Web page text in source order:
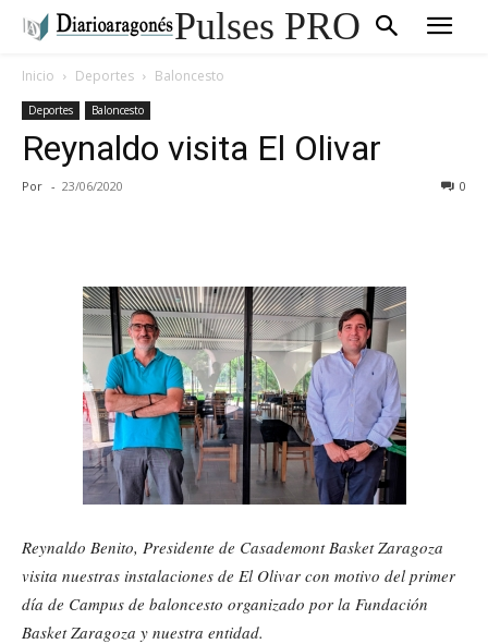
Pulses PRO
Inicio Deportes Baloncesto
Deportes Baloncesto
Reynaldo visita El Olivar
Por - 23/06/2020 0
Reynaldo Benito, Presidente de Casademont Basket Zaragoza
visita nuestras instalaciones de El Olivar con motivo del primer
día de Campus de baloncesto organizado por la Fundación
Basket Zaragoza y nuestra entidad.